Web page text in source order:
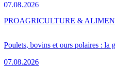
07.08.2026
Poulets, bovins et ours polaires : la
07.08.2026
PROAGRICULTURE &